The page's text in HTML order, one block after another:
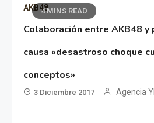
4 MINS READ
AKB48
Colaboración entre AKB48 y
causa «desastroso choque
conceptos»
3 Diciembre 2017 Agencia